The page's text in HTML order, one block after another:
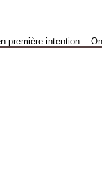
première intention...